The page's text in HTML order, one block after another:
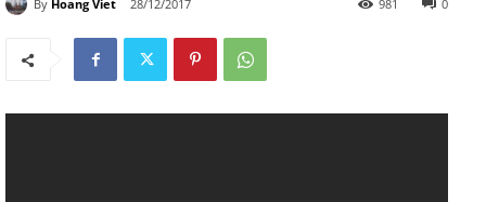
By Hoang Viet 28/12/2017 0
981